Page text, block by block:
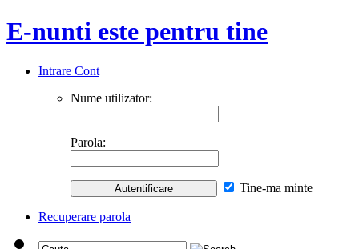
E-nunti este pentru tine
Intrare Cont
Nume utilizator:
Parola:
Tine-ma minte
Recuperare parola